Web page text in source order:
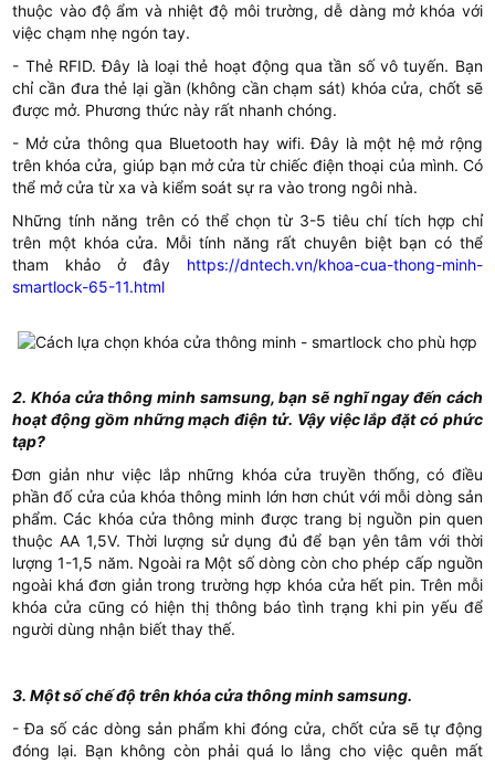
thuộc vào độ ẩm và nhiệt độ môi trường, dễ dàng mở khóa với
việc chạm nhẹ ngón tay.
- Thẻ RFID. Đây là loại thẻ hoạt động qua tần số vô tuyến. Bạn
chỉ cần đưa thẻ lại gần (không cần chạm sát) khóa cửa, chốt sẽ
được mở. Phương thức này rất nhanh chóng.
- Mở cửa thông qua Bluetooth hay wifi. Đây là một hệ mở rộng
trên khóa cửa, giúp bạn mở cửa từ chiếc điện thoại của mình. Có
thể mở cửa từ xa và kiểm soát sự ra vào trong ngôi nhà.
Những tính năng trên có thể chọn từ 3-5 tiêu chí tích hợp chỉ
trên một khóa cửa. Mỗi tính năng rất chuyên biệt bạn có thể
tham khảo ở đây https://dntech.vn/khoa-cua-thong-minh-
smartlock-65-11.html
2. Khóa cửa thông minh samsung, bạn sẽ nghĩ ngay đến cách
hoạt động gồm những mạch điện tử. Vậy việc lắp đặt có phức
tạp?
Đơn giản như việc lắp những khóa cửa truyền thống, có điều
phần đố cửa của khóa thông minh lớn hơn chút với mỗi dòng sản
phẩm. Các khóa cửa thông minh được trang bị nguồn pin quen
thuộc AA 1,5V. Thời lượng sử dụng đủ để bạn yên tâm với thời
lượng 1-1,5 năm. Ngoài ra Một số dòng còn cho phép cấp nguồn
ngoài khá đơn giản trong trường hợp khóa cửa hết pin. Trên mỗi
khóa cửa cũng có hiện thị thông báo tình trạng khi pin yếu để
người dùng nhận biết thay thế.
3. Một số chế độ trên khóa cửa thông minh samsung.
- Đa số các dòng sản phẩm khi đóng cửa, chốt cửa sẽ tự động
đóng lại. Bạn không còn phải quá lo lắng cho việc quên mất